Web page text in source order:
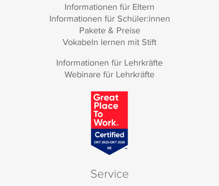
Informationen für Eltern
Informationen für Schüler:innen
Pakete & Preise
Vokabeln lernen mit Stift
Informationen für Lehrkräfte
Webinare für Lehrkräfte
Service